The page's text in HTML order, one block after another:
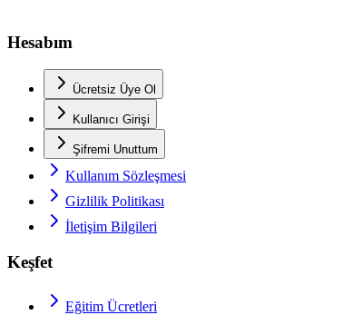
Hesabım
Ücretsiz Üye Ol
Kullanıcı Girişi
Şifremi Unuttum
Kullanım Sözleşmesi
Gizlilik Politikası
İletişim Bilgileri
Keşfet
Eğitim Ücretleri